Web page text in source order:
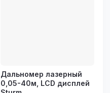
Дальномер лазерный
0,05-40м, LCD дисплей